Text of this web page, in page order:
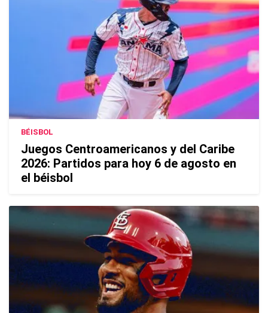
BÉISBOL
Juegos Centroamericanos y del Caribe
2026: Partidos para hoy 6 de agosto en
el béisbol